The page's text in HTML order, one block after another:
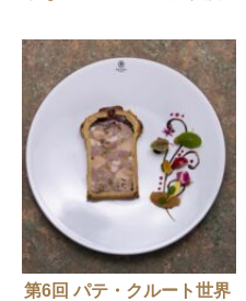
第6回 パテ・クルート世界